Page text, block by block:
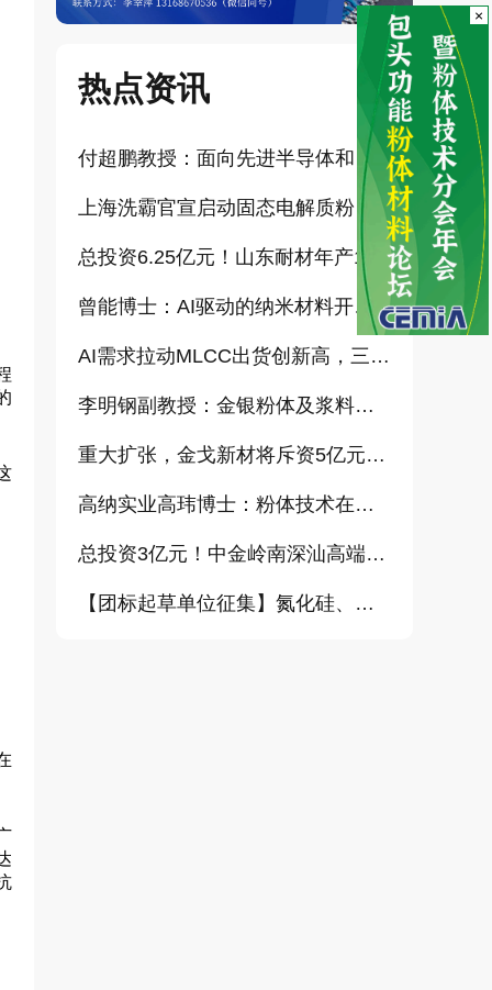
热点资讯
付超鹏教授：面向先进半导体和大健康产业的高纯超细氧化铝研发（报告）
上海洗霸官宣启动固态电解质粉体产业化项目
曾能博士：AI驱动的纳米材料开发新范式技术研究及基地建设（报告）
AI需求拉动MLCC出货创新高，三星、太阳诱电相继涨价
李明钢副教授：金银粉体及浆料增值化路径探讨（报告）
重大扩张，金戈新材将斥资5亿元打造“功能性粉体新材料智能制造基地”
高纳实业高玮博士：粉体技术在电池材料工业中的进展与需求（报告）
总投资3亿元！中金岭南深汕高端金属复合材料扩产项目正式开工
【团标起草单位征集】氮化硅、金刚石、碳化铪、氧化铝等
×